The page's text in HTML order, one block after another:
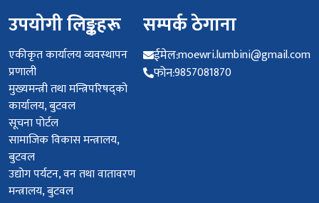
उपयोगी लिङ्कहरू
एकीकृत कार्यालय व्यवस्थापन
प्रणाली
मुख्यमन्त्री तथा मन्त्रिपरिषद्को
कार्यालय, बुटवल
सूचना पोर्टल
सामाजिक विकास मन्त्रालय,
बुटवल
उद्योग पर्यटन, वन तथा वातावरण
मन्त्रालय, बुटवल
सम्पर्क ठेगाना
ईमेल:moewri.lumbini@gmail.com
फोन:9857081870